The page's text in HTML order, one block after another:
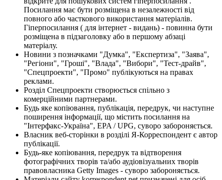
Посилання має бути розміщена в незалежності від
повного або часткового використання матеріалів.
Гіперпосилання ( для інтернет - видань) - повинна бути
розміщена в підзаголовку або в першому абзаці
матеріалу.
Новини з позначками "Думка", "Експертиза", "Заява",
"Регіони", "Гроші", "Влада", "Вибори", "Тест-драйв",
"Спецпроекти", "Промо" публікуються на правах
реклами.
Розділ Спецпроекти створюється спільно з
комерційними партнерами.
Будь яке копіювання, публікація, передрук, чи наступне
поширення інформації, що містить посилання на
"Інтерфакс-Україна", EPA / UPG, суворо забороняється.
Власник веб-сторінки в розділі Я-Корреспондент є автор
публікації.
Будь-яке копіювання, передрук та відтворення
фотографічних творів та/або аудіовізуальних творів
правовласника Getty Images - суворо забороняється.